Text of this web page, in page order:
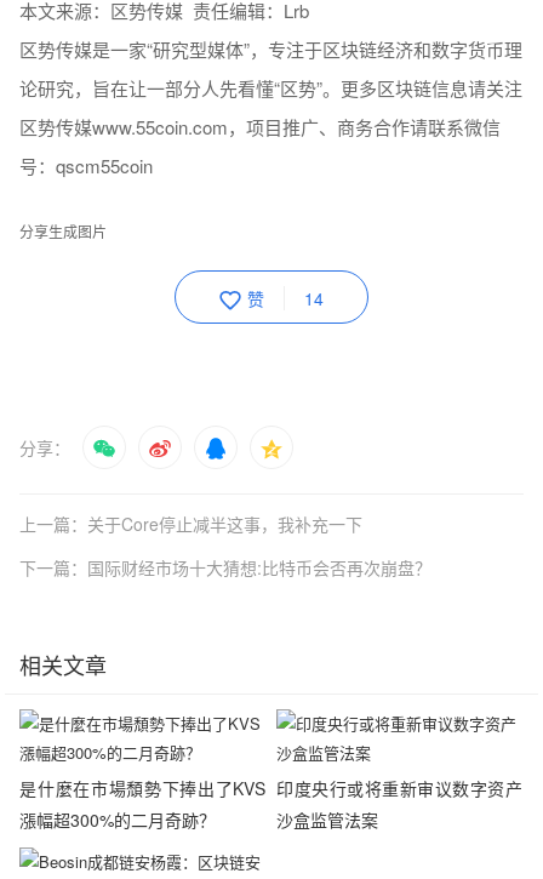
本文来源：区势传媒 责任编辑：Lrb
区势传媒是一家“研究型媒体”，专注于区块链经济和数字货币理
论研究，旨在让一部分人先看懂“区势”。更多区块链信息请关注
区势传媒www.55coin.com，项目推广、商务合作请联系微信
号：qscm55coin
分享生成图片
赞 14
分享：
上一篇：关于Core停止减半这事，我补充一下
下一篇：国际财经市场十大猜想:比特币会否再次崩盘？
相关文章
是什麼在市場頹勢下捧出了KVS
漲幅超300%的二月奇跡？
印度央行或将重新审议数字资产
沙盒监管法案